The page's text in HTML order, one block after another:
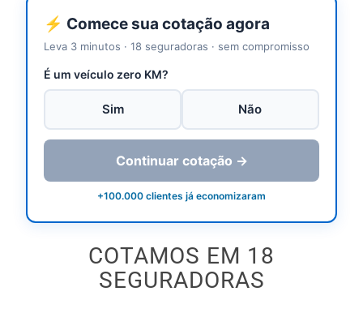
⚡ Comece sua cotação agora
Leva 3 minutos · 18 seguradoras · sem compromisso
É um veículo zero KM?
Sim Não
Continuar cotação →
+100.000 clientes já economizaram
COTAMOS EM 18
SEGURADORAS